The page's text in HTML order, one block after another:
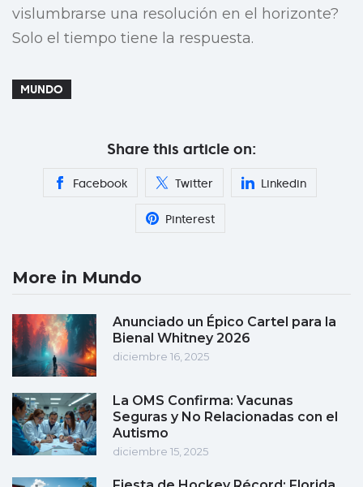
vislumbrarse una resolución en el horizonte?
Solo el tiempo tiene la respuesta.
MUNDO
Share this article on:
Facebook Twitter Linkedin
Pinterest
More in Mundo
Anunciado un Épico Cartel para la
Bienal Whitney 2026
diciembre 16, 2025
La OMS Confirma: Vacunas
Seguras y No Relacionadas con el
Autismo
diciembre 15, 2025